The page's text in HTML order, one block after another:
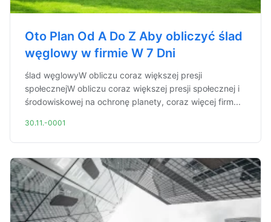
Oto Plan Od A Do Z Aby obliczyć ślad
węglowy w firmie W 7 Dni
ślad węglowyW obliczu coraz większej presji
społecznejW obliczu coraz większej presji społecznej i
środowiskowej na ochronę planety, coraz więcej firm...
30.11.-0001